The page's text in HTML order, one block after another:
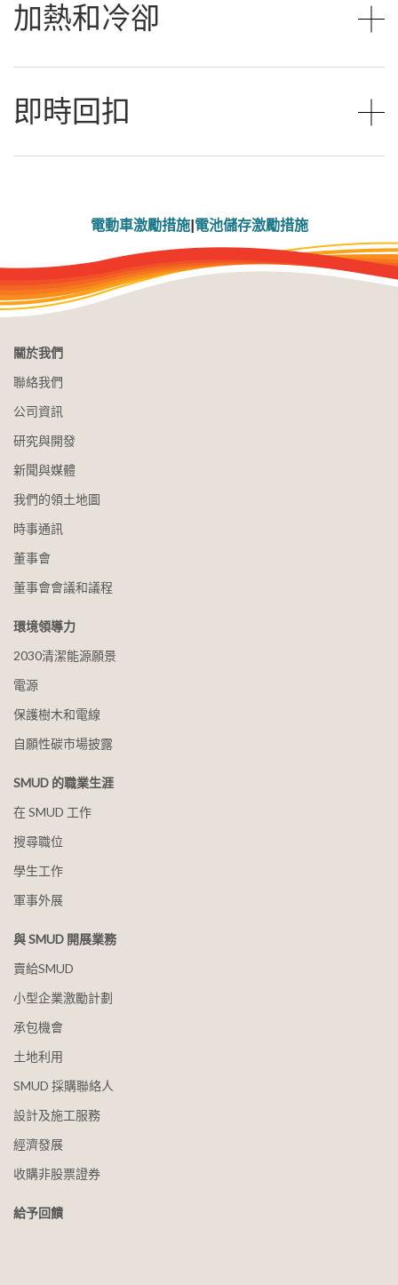
加熱和冷卻
即時回扣
電動車激勵措施|電池儲存激勵措施
關於我們
聯絡我們
公司資訊
研究與開發
新聞與媒體
我們的領土地圖
時事通訊
董事會
董事會會議和議程
環境領導力
2030清潔能源願景
電源
保護樹木和電線
自願性碳市場披露
SMUD 的職業生涯
在 SMUD 工作
搜尋職位
學生工作
軍事外展
與 SMUD 開展業務
賣給SMUD
小型企業激勵計劃
承包機會
土地利用
SMUD 採購聯絡人
設計及施工服務
經濟發展
收購非股票證券
給予回饋